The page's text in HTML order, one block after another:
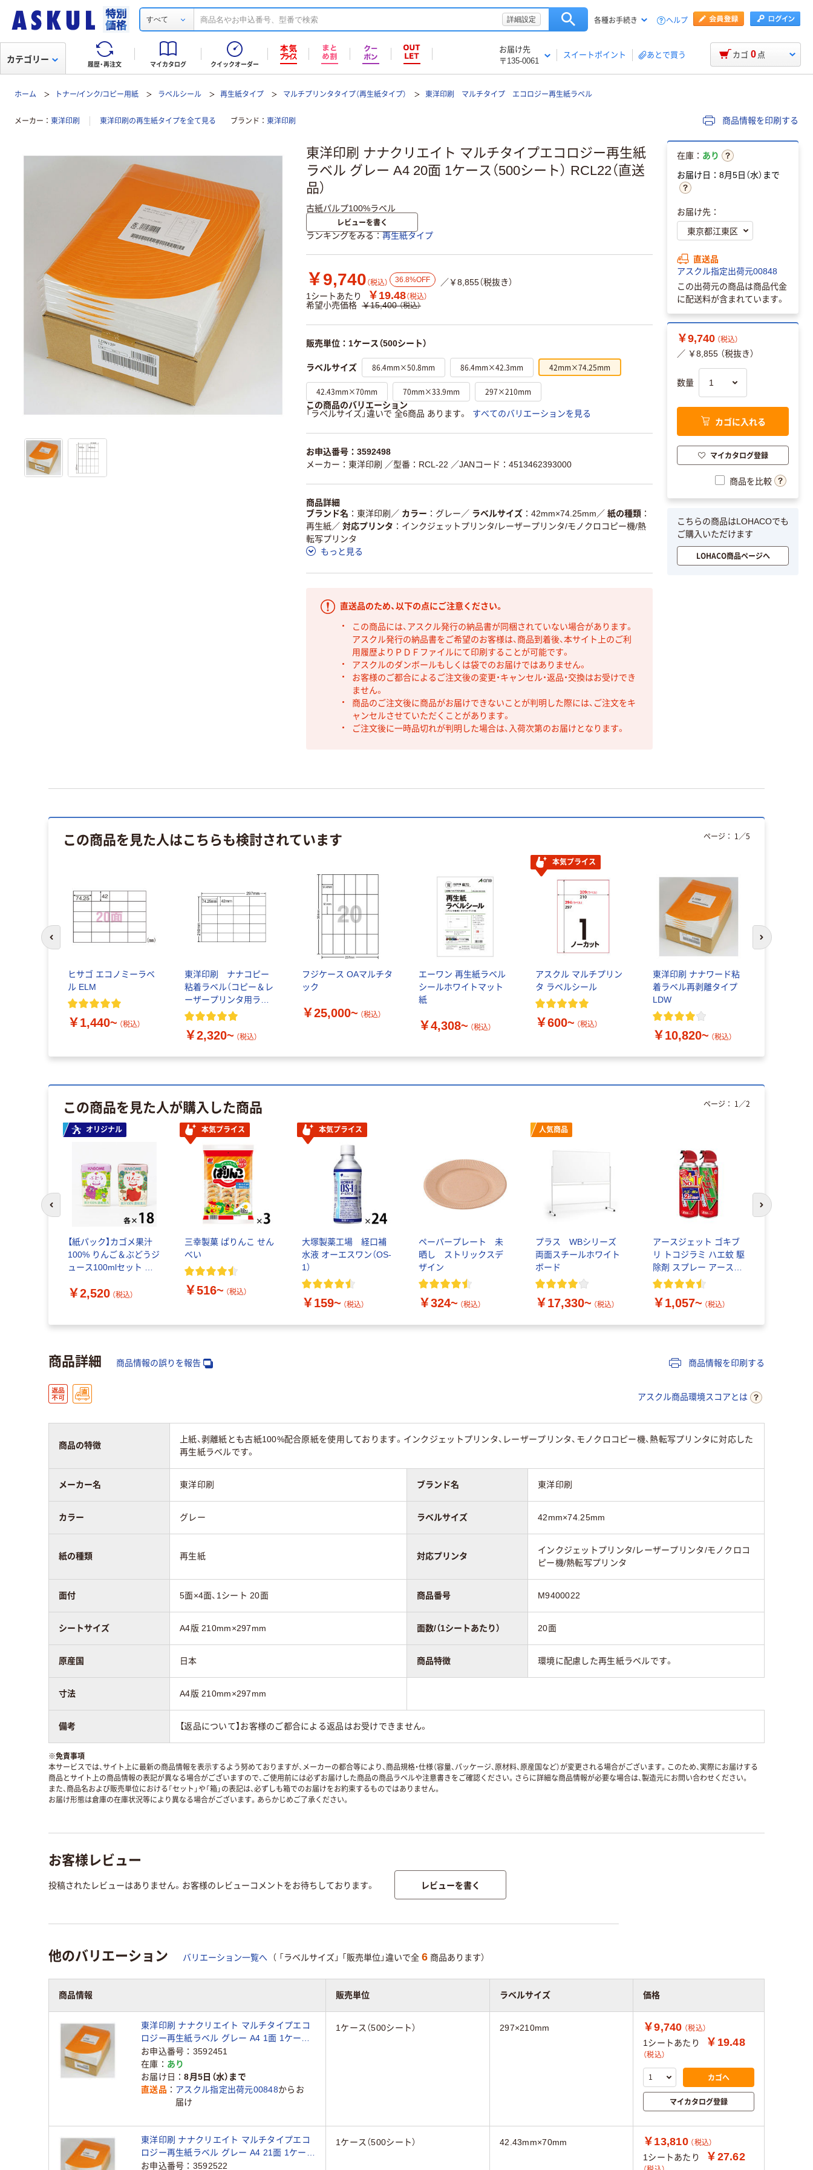
すべて 詳細設定 各種お手続き ヘルプ
履歴・再注文 マイカタログ クイックオーダー
お届け先
〒135-0061
スイートポイント あとで買う
カテゴリー カゴ 0 点
ホーム トナー/インク/コピー用紙 ラベルシール 再生紙タイプ マルチプリンタタイプ（再生紙タイプ） 東洋印刷 マルチタイプ エコロジー再生紙ラベル
メーカー 東洋印刷 東洋印刷の再生紙タイプを全て見る ブランド 東洋印刷 商品情報を印刷する
東洋印刷 ナナクリエイト マルチタイプエコロジー再生紙
ラベル グレー A4 20面 1ケース（500シート） RCL22（直送
品）
古紙パルプ100%ラベル
レビューを書く
ランキングをみる 再生紙タイプ
￥9,740 （税込） 36.8%OFF
／￥8,855（税抜き）
1シートあたり
￥19.48（税込）
希望小売価格 ￥15,400 （税込）
販売単位：1ケース（500シート）
ラベルサイズ 86.4mm×50.8mm 86.4mm×42.3mm 42mm×74.25mm
42.43mm×70mm 70mm×33.9mm 297×210mm
この商品のバリエーション
「ラベルサイズ」違いで 全6商品 あります。
すべてのバリエーションを見る
お申込番号：3592498
メーカー：東洋印刷
／型番：RCL-22 ／JANコード：4513462393000
商品詳細
ブランド名
東洋印刷 ／ カラー グレー ／ ラベルサイズ 42mm×74.25mm ／ 紙の種類
再生紙／ 対応プリンタ
インクジェットプリンタ/レーザープリンタ/モノクロコピー機/熱
転写プリンタ
もっと見る
直送品のため、以下の点にご注意ください。
この商品には、アスクル発行の納品書が同梱されていない場合があります。
アスクル発行の納品書をご希望のお客様は、商品到着後、本サイト上のご利
用履歴よりＰＤＦファイルにて印刷することが可能です。
アスクルのダンボールもしくは袋でのお届けではありません。
お客様のご都合によるご注文後の変更・キャンセル・返品・交換はお受けでき
ません。
商品のご注文後に商品がお届けできないことが判明した際には、ご注文をキ
ャンセルさせていただくことがあります。
ご注文後に一時品切れが判明した場合は、入荷次第のお届けとなります。
在庫： あり
お届け日：8月5日（水）まで
お届け先：
直送品
アスクル指定出荷元00848
この出荷元の商品は商品代金
に配送料が含まれています。
￥9,740 （税込）
／ ￥8,855 （税抜き）
数量
カゴに入れる
マイカタログ登録
商品を比較
こちらの商品はLOHACOでも
ご購入いただけます
LOHACO商品ページへ
この商品を見た人はこちらも検討されています
ヒサゴ エコノミーラベ
ル ELM
￥1,440~ （税込）
東洋印刷 ナナコピー
粘着ラベル（コピー＆レ
ーザープリンタ用ラベ
ル）
￥2,320~ （税込）
フジケース OAマルチタ
ック
￥25,000~ （税込）
エーワン 再生紙ラベル
シールホワイトマット
紙
￥4,308~ （税込）
本気プライス
アスクル マルチプリン
タ ラベルシール
￥600~ （税込）
東洋印刷 ナナワード粘
着ラベル再剥離タイプ
LDW
￥10,820~ （税込）
ページ： 1 ／5
前のスライドへ 次のスライド
この商品を見た人が購入した商品
オリジナル
【紙パック】カゴメ果汁
100% りんご＆ぶどうジ
ュース100mlセット オ
￥2,520 （税込）
本気プライス
三幸製菓 ぱりんこ せん
べい
￥516~ （税込）
本気プライス
大塚製薬工場 経口補
水液 オーエスワン（OS-
1）
￥159~ （税込）
ペーパープレート 未
晒し ストリックスデ
ザイン
￥324~ （税込）
人気商品
プラス WBシリーズ
両面スチールホワイト
ボード
￥17,330~ （税込）
アースジェット ゴキブ
リ トコジラミ ハエ蚊 駆
除剤 スプレー アース製
薬
￥1,057~ （税込）
ページ： 1 ／2
次のスライド
商品詳細 商品情報の誤りを報告 商品情報を印刷する
アスクル商品環境スコアとは
商品の特徴
上紙、剥離紙とも古紙100%配合原紙を使用しております。インクジェットプリンタ、レーザープリンタ、モノクロコピー機、熱転写プリンタに対応した
再生紙ラベルです。
メーカー名 東洋印刷 ブランド名 東洋印刷
カラー グレー ラベルサイズ 42mm×74.25mm
紙の種類 再生紙 対応プリンタ
インクジェットプリンタ/レーザープリンタ/モノクロコ
ピー機/熱転写プリンタ
面付 5面×4面、1シート 20面 商品番号 M9400022
シートサイズ A4版 210mm×297mm 面数/（1シートあたり） 20面
原産国 日本 商品特徴 環境に配慮した再生紙ラベルです。
寸法 A4版 210mm×297mm
備考 【返品について】お客様のご都合による返品はお受けできません。
※免責事項
本サービスでは、サイト上に最新の商品情報を表示するよう努めておりますが、メーカーの都合等により、商品規格・仕様（容量、パッケージ、原材料、原産国など）が変更される場合がございます。このため、実際にお届けする
商品とサイト上の商品情報の表記が異なる場合がございますので、ご使用前には必ずお届けした商品の商品ラベルや注意書きをご確認ください。さらに詳細な商品情報が必要な場合は、製造元にお問い合わせください。
また、商品名および販売単位における「セット」や「箱」の表記は、必ずしも箱でのお届けをお約束するものではありません。
お届け形態は倉庫の在庫状況等により異なる場合がございます。あらかじめご了承ください。
お客様レビュー
投稿されたレビューはありません。お客様のレビューコメントをお待ちしております。 レビューを書く
他のバリエーション バリエーション一覧へ （ 「ラベルサイズ」 「販売単位」違いで全 6 商品あります）
商品情報 販売単位 ラベルサイズ 価格
東洋印刷 ナナクリエイト マルチタイプエコ
ロジー再生紙ラベル グレー A4 1面 1ケース
（500シート） RCL7（直送品）
お申込番号
3592451
在庫
あり
お届け日
8月5日（水）まで
直送品
アスクル指定出荷元00848からお
届け
1ケース（500シート） 297×210mm ￥9,740 （税込）
1シートあたり ￥19.48
（税込）
カゴへ
マイカタログ登録
東洋印刷 ナナクリエイト マルチタイプエコ
ロジー再生紙ラベル グレー A4 21面 1ケース
（500シート） RCL49（直送品）
お申込番号 3592522
1ケース（500シート） 42.43mm×70mm ￥13,810 （税込）
1シートあたり ￥27.62